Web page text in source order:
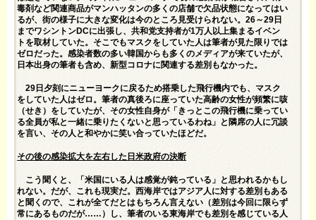
毒剤など関連商品がマンハッタンの多くの店舗で欠品状態になってはい
るが、街の様子に大きな変化は今のところ見受けられない。26～29日
までワシントンDCに出張し、共和党支持者が1万人以上集まるイベン
トを取材していた。そこでもマスクをしていた人は筆者が見た限りでは
ゼロだった。感染者数の多い韓国からも多くのメディアが来ていたが、
日本出身の筆者も含め、新型コロナに関連する差別もなかった。
29日夕刻にニューヨークに戻るため搭乗した飛行機内でも、マスク
をしていた人はゼロ。筆者の真後ろに座っていた高齢の女性が頻繁に咳
（せき）をしていたが、その女性自身が「きっとこの飛行機に乗ってい
る全員が私と一緒に乗りたくないと思っているわね」と隣席の人に冗談
を言い、その人と和やかに笑い合っていたほどだ。
その後の感染拡大を左右した日米政府の決断
こう聞くと、「米国にいる人は感覚が鈍っている」と思われるかもし
れない。だが、これも現実だ。西海岸ではアジア人に対する差別もある
と聞くので、これが全てだとはもちろん言えない（差別は今回に限らず
常にあるものだが……）し、筆者のいる東海岸でも差別を感じている人